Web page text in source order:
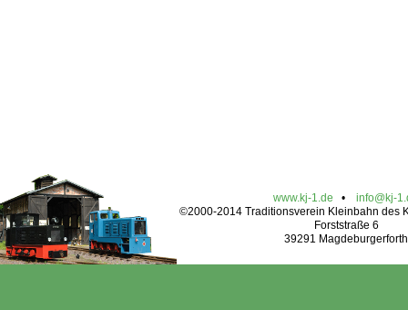
www.kj-1.de • info@kj-
©2000-2014 Traditionsverein Kleinbahn des
Forststraße 6
39291 Magdeburgerforth